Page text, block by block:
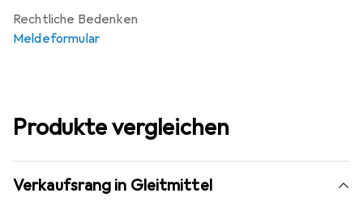
Rechtliche Bedenken
Meldeformular
Produkte vergleichen
Verkaufsrang in Gleitmittel